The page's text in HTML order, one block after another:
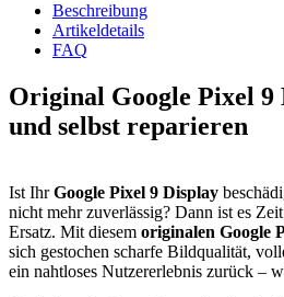
Beschreibung
Artikeldetails
FAQ
Original Google Pixel 9
und selbst reparieren
Ist IhrGoogle Pixel 9 Display
nicht mehr zuverlässig? Dann ist es
Ersatz. Mit diesem originalen Google
sich gestochen scharfe Bildqualität,
ein nahtloses Nutzererlebnis zurück –